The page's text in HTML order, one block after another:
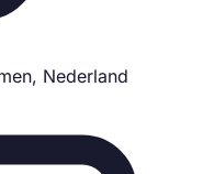
Nederland